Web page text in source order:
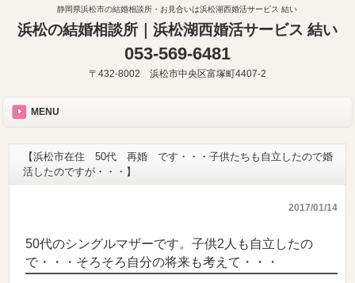
静岡県浜松市の結婚相談所・お見合いは浜松湖西婚活サービス 結い
浜松の結婚相談所｜浜松湖西婚活サービス 結い
053-569-6481
〒432-8002 浜松市中央区富塚町4407-2
MENU
【浜松市在住 50代 再婚 です・・・子供たちも自立したので婚
活したのですが・・・】
2017/01/14
50代のシングルマザーです。子供2人も自立したの
で・・・そろそろ自分の将来も考えて・・・